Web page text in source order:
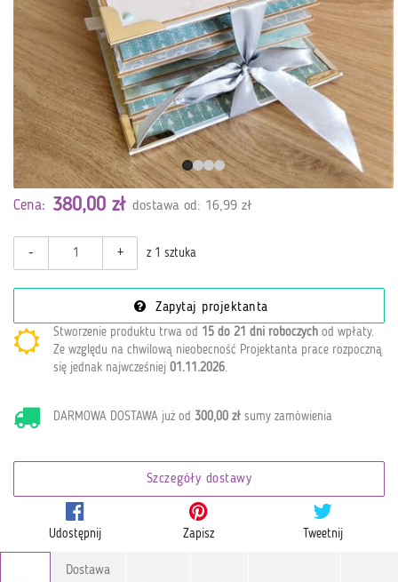
Cena: 380,00 zł dostawa od: 16,99 zł
- + z 1 sztuka
Zapytaj projektanta
Stworzenie produktu trwa od 15 do 21 dni roboczych od wpłaty.
Ze względu na chwilową nieobecność Projektanta prace rozpoczną
się jednak najwcześniej01.11.2026.
DARMOWA DOSTAWA już od300,00 zł sumy zamówienia
Szczegóły dostawy
Udostępnij Zapisz Tweetnij
Dostawa